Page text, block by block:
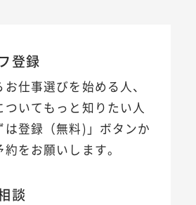
登録
お仕事選びを始める人、
ついてもっと知りたい人
は登録（無料)」ボタンか
約をお願いします。
談